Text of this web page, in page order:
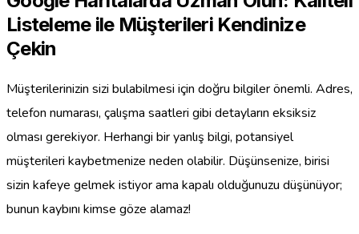
Listeleme ile Müşterileri Kendinize
Çekin
Müşterilerinizin sizi bulabilmesi için doğru bilgiler önemli. Adres,
telefon numarası, çalışma saatleri gibi detayların eksiksiz
olması gerekiyor. Herhangi bir yanlış bilgi, potansiyel
müşterileri kaybetmenize neden olabilir. Düşünsenize, birisi
sizin kafeye gelmek istiyor ama kapalı olduğunuzu düşünüyor;
bunun kaybını kimse göze alamaz!